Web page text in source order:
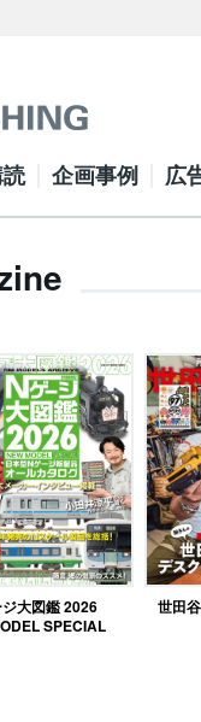
企画事例 広
ジ大図鑑 2026
SPECIAL
世田